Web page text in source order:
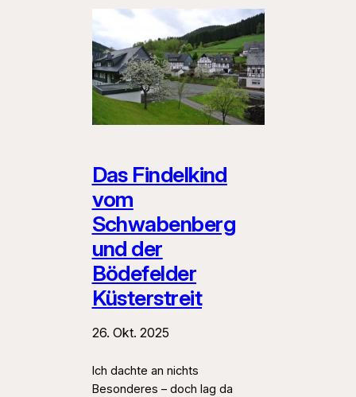
Das Findelkind
vom
Schwabenberg
und der
Bödefelder
Küsterstreit
26. Okt. 2025
Ich dachte an nichts
Besonderes – doch lag da